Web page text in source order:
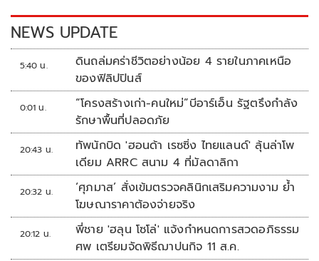
k k
NEWS UPDATE
5:40 น.
ดินถล่มคร่าชีวิตอย่างน้อย 4 รายในภาคเหนือ
ของฟิลิปปินส์
0:01 น.
“โครงสร้างเก่า-คนใหม่”บีอาร์เอ็น รัฐตรึงกำลัง
รักษาพื้นที่ปลอดภัย
20:43 น.
ทัพนักบิด 'ฮอนด้า เรซซิ่ง ไทยแลนด์' ลุ้นล่าโพ
เดียม ARRC สนาม 4 ที่มัลดาลิกา
20:32 น.
‘ศุภมาส’ สั่งเข้มตรวจคลินิกเสริมความงาม ย้ำ
โฆษณาราคาต้องจ่ายจริง
20:12 น.
พี่ชาย 'ฮลุน โซโล่' แจ้งกำหนดการสวดอภิธรรม
ศพ เตรียมจัดพิธีฌาปนกิจ 11 ส.ค.